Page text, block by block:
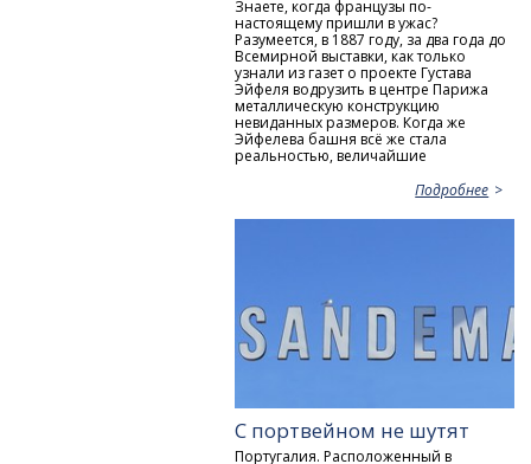
Знаете, когда французы по-
настоящему пришли в ужас?
Разумеется, в 1887 году, за два года до
Всемирной выставки, как только
узнали из газет о проекте Густава
Эйфеля водрузить в центре Парижа
металлическую конструкцию
невиданных размеров. Когда же
Эйфелева башня всё же стала
реальностью, величайшие
Подробнее
С портвейном не шутят
Португалия. Расположенный в